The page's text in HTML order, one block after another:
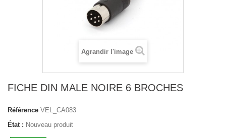
Agrandir l'image
FICHE DIN MALE NOIRE 6 BROCHES
Référence VEL_CA083
État : Nouveau produit